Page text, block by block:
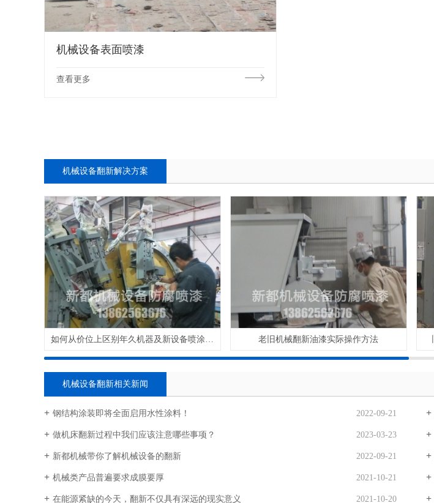
机械设备表面喷漆
查看更多
机械设备翻新解决方案
如何从价位上区别年久机器及新设备喷涂翻新 老旧机械翻新油漆实际操作方法
机械设备翻新相关新闻
钢结构涂装即将全面启用水性涂料！ 2022-09-21
做机床翻新过程中我们应该注意哪些事项？ 2023-03-23
新都机械带你了解机械设备的翻新 2022-09-21
机械类产品普遍要求成膜要厚 2021-10-21
在能源紧缺的今天，翻新不仅具有深远的现实意义 2021-10-20